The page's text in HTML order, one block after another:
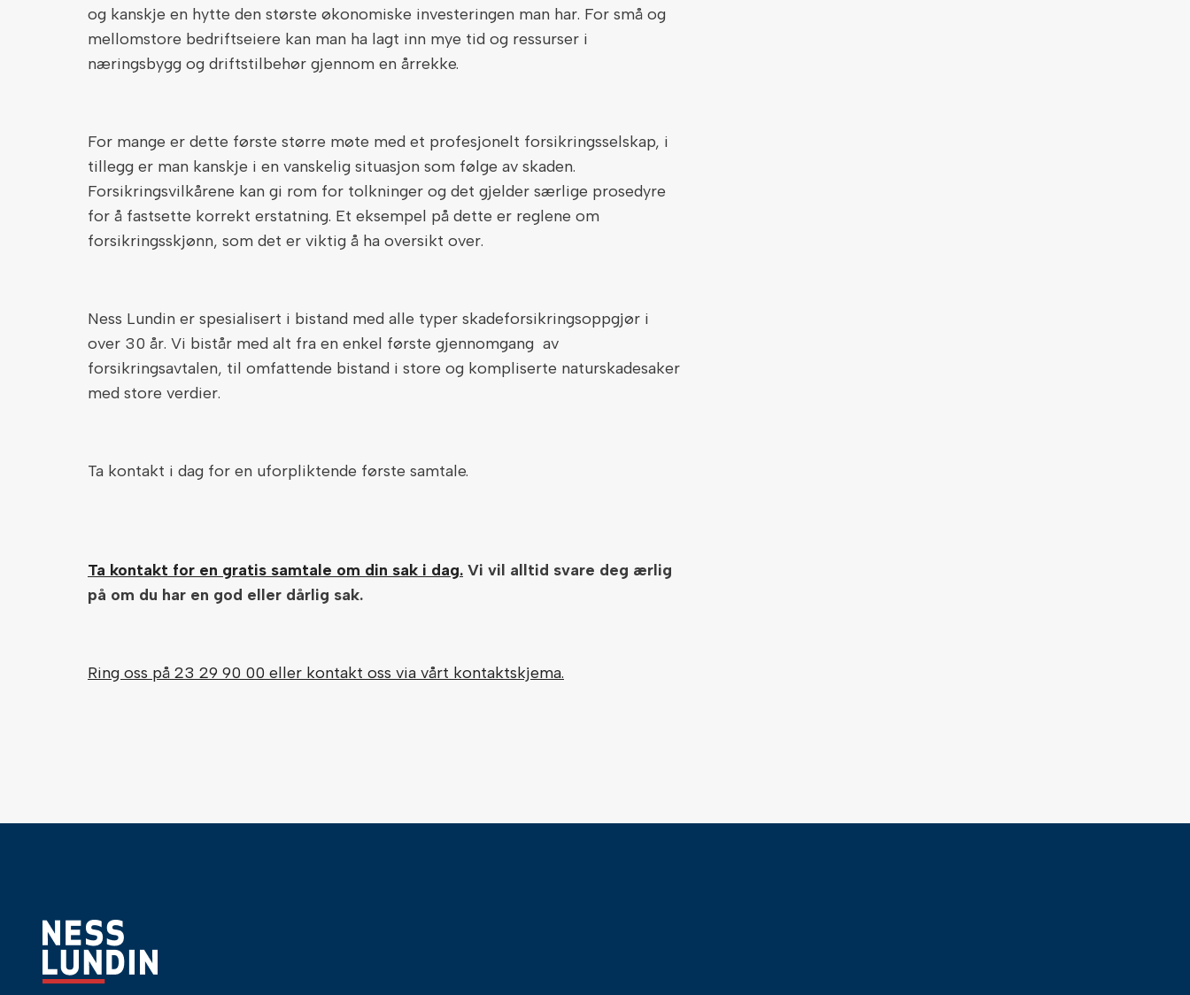
og kanskje en hytte den største økonomiske investeringen man har. For små og
mellomstore bedriftseiere kan man ha lagt inn mye tid og ressurser i
næringsbygg og driftstilbehør gjennom en årrekke.
For mange er dette første større møte med et profesjonelt forsikringsselskap, i
tillegg er man kanskje i en vanskelig situasjon som følge av skaden.
Forsikringsvilkårene kan gi rom for tolkninger og det gjelder særlige prosedyre
for å fastsette korrekt erstatning. Et eksempel på dette er reglene om
forsikringsskjønn, som det er viktig å ha oversikt over.
Ness Lundin er spesialisert i bistand med alle typer skadeforsikringsoppgjør i
over 30 år. Vi bistår med alt fra en enkel første gjennomgang av
forsikringsavtalen, til omfattende bistand i store og kompliserte naturskadesaker
med store verdier.
Ta kontakt i dag for en uforpliktende første samtale.
Ta kontakt for en gratis samtale om din sak i dag. Vi vil alltid svare deg ærlig
på om du har en god eller dårlig sak.
Ring oss på 23 29 90 00 eller kontakt oss via vårt kontaktskjema.